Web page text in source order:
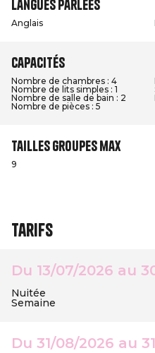
Langues parlées
Anglais
Capacités
Nombre de chambres : 4
Nombre de lits simples : 1
Nombre de salle de bain : 2
Nombre de pièces : 5
Tailles groupes max
9
Tarifs
Du 13/07/2026 au
Nuitée
Semaine
Du 31/08/2026 au